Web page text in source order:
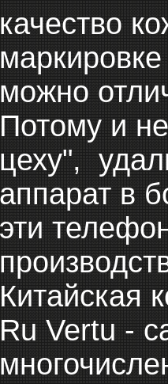
качество
можно
Потому и
цеху",
аппарат в
эти
Китайская
Ru Vertu -